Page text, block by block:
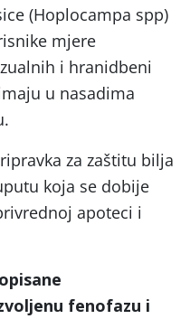
(Hoplocampa spp)
mjere
i hranidbeni
u nasadima
za zaštitu bilja
koja se dobije
apoteci i
fenofazu i